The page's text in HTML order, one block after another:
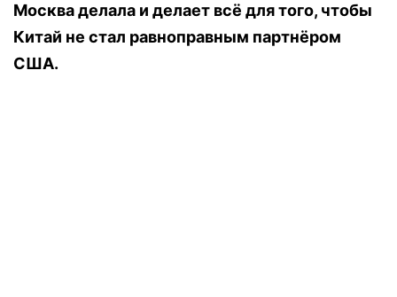
Москва делала и делает всё для того, чтобы
Китай не стал равноправным партнёром
США.